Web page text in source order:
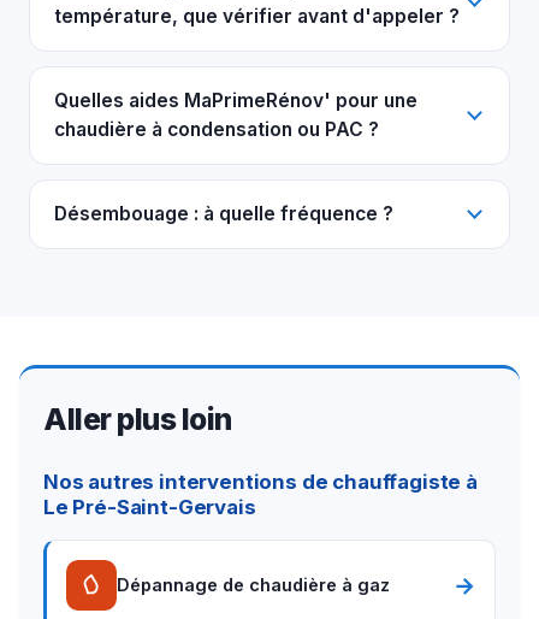
température, que vérifier avant d'appeler ?
Quelles aides MaPrimeRénov' pour une
chaudière à condensation ou PAC ?
Désembouage : à quelle fréquence ?
Aller plus loin
Nos autres interventions de chauffagiste à
Le Pré-Saint-Gervais
Dépannage de chaudière à gaz →